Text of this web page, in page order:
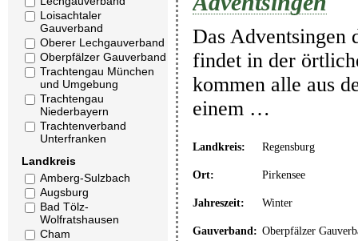
Loisachtaler
Gauverband
Oberer Lechgauverband
Oberpfälzer Gauverband
Trachtengau München
und Umgebung
Trachtengau
Niederbayern
Trachtenverband
Unterfranken
Landkreis
Amberg-Sulzbach
Augsburg
Bad Tölz-
Wolfratshausen
Cham
Das Adventsingen
findet in der
kommen alle aus
einem …
Landkreis: Regensburg
Ort: Pirkensee
Jahreszeit: Winter
Gauverband: Oberpfälzer